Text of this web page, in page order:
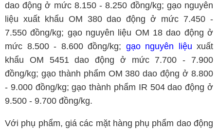
dao động ở mức 8.150 - 8.250 đồng/kg; gạo nguyên
liệu xuất khẩu OM 380 dao động ở mức 7.450 -
7.550 đồng/kg; gạo nguyên liệu OM 18 dao động ở
mức 8.500 - 8.600 đồng/kg; gạo nguyên liệu xuất
khẩu OM 5451 dao động ở mức 7.700 - 7.900
đồng/kg; gạo thành phẩm OM 380 dao động ở 8.800
- 9.000 đồng/kg; gạo thành phẩm IR 504 dao động ở
9.500 - 9.700 đồng/kg.
Với phụ phẩm, giá các mặt hàng phụ phẩm dao động